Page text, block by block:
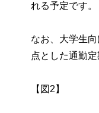
れる予定です。
なお、大学生
点とした通勤
【図2】